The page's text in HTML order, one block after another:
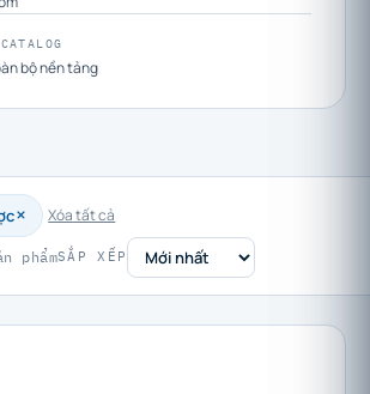
bộ nền tảng
Xóa tất cả
phẩmSẮP XẾP